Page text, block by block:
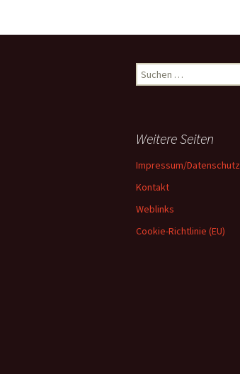
Suchen
nach:
Weitere Seiten
Impressum/Datenschutz
Kontakt
Weblinks
Cookie-Richtlinie (EU)